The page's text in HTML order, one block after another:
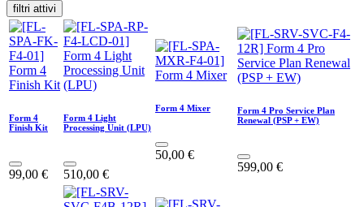
filtri attivi
Form 4
Finish Kit
99,00 €
Form 4 Light
Processing Unit (LPU)
510,00 €
Form 4 Mixer
50,00 €
Form 4 Pro Service Plan
Renewal (PSP + EW)
599,00 €